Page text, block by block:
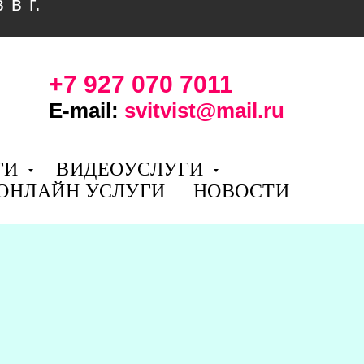
+7 927 070 7011
E-mail: svitvist@mail.ru
ВИДЕОУСЛУГИ
УСЛУГИ
НОВОСТИ